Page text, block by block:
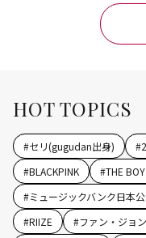
HOT TOPICS
#セリ(gugudan出身) #
#BLACKPINK #THE
#ミュージックバンク日本
#RIIZE #ファン・ジョ